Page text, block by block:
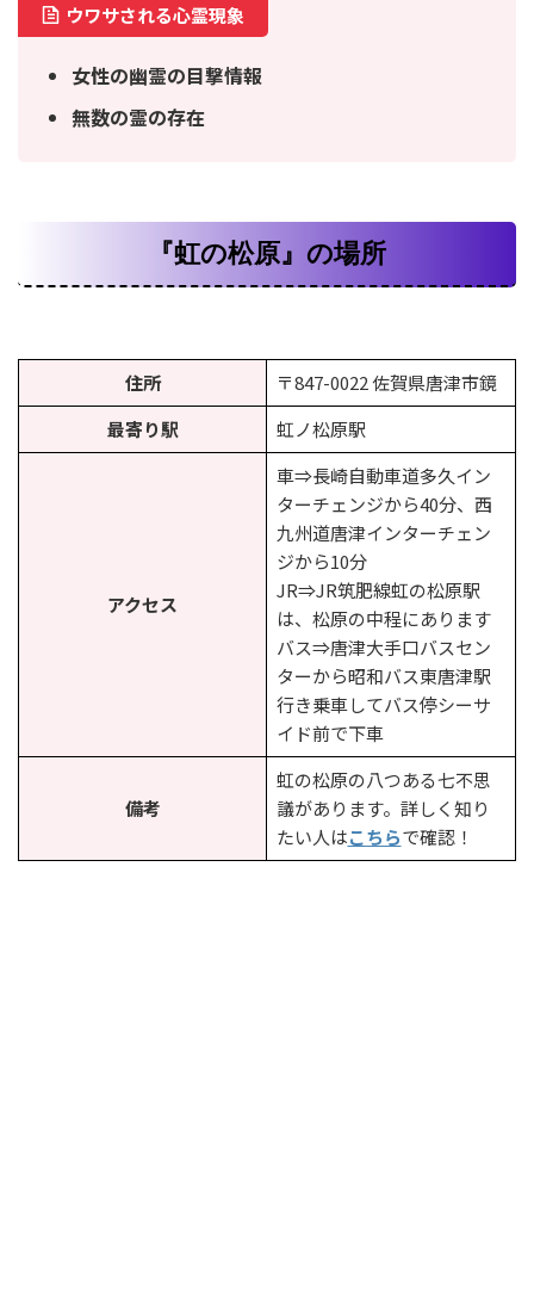
ウワサされる心霊現象
女性の幽霊の目撃情報
無数の霊の存在
『虹の松原』の場所
住所
〒847-0022 佐賀県唐津市鏡
最寄り駅
虹ノ松原駅
アクセス
車⇒長崎自動車道多久イン
ターチェンジから40分、西
九州道唐津インターチェン
ジから10分
JR⇒JR筑肥線虹の松原駅
は、松原の中程にあります
バス⇒唐津大手口バスセン
ターから昭和バス東唐津駅
行き乗車してバス停シーサ
イド前で下車
備考
虹の松原の八つある七不思
議があります。詳しく知り
たい人はこちらで確認！